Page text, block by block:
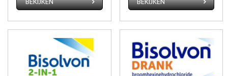
BEKIJKEN BEKIJKEN